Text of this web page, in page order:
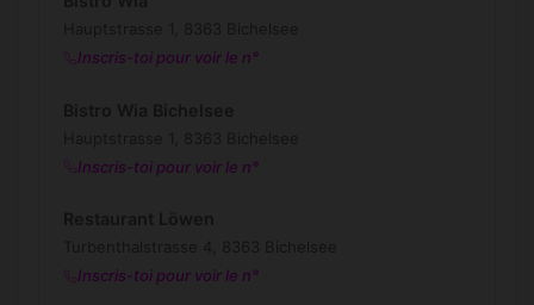
Inscris-toi pour voir le n°
Inscris-toi pour voir le n°
Inscris-toi pour voir le n°